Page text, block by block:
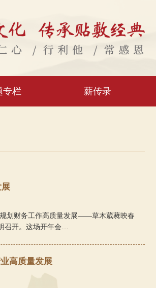
专栏 薪传录
划财务工作高质量发展——草木葳蕤映春
召开。这场开年会…
高质量发展